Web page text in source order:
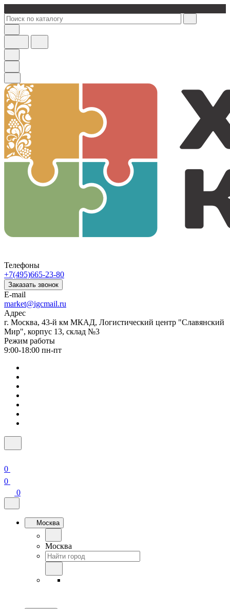
Телефоны
+7(495)665-23-80
Заказать звонок
E-mail
market@igcmail.ru
Адрес
г. Москва, 43-й км МКАД, Логистический центр "Славянский
Мир", корпус 13, склад №3
Режим работы
9:00-18:00 пн-пт
0
0
0
Москва
Москва